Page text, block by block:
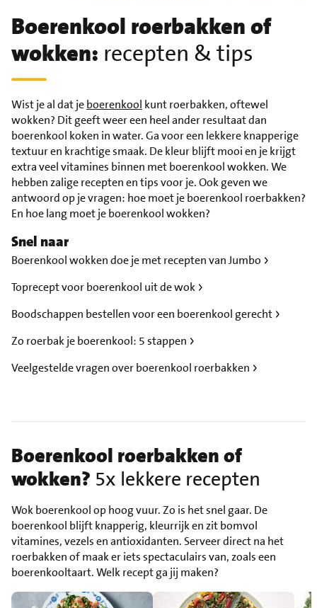
Boerenkool roerbakken of
wokken: recepten & tips
Wist je al dat jeboerenkool kunt roerbakken, oftewel
wokken? Dit geeft weer een heel ander resultaat dan
boerenkool koken in water. Ga voor een lekkere knapperige
textuur en krachtige smaak. De kleur blijft mooi en je krijgt
extra veel vitamines binnen met boerenkool wokken. We
hebben zalige recepten en tips voor je. Ook geven we
antwoord op je vragen: hoe moet je boerenkool roerbakken?
En hoe lang moet je boerenkool wokken?
Snel naar
Boerenkool wokken doe je met recepten van Jumbo
Toprecept voor boerenkool uit de wok
Boodschappen bestellen voor een boerenkool gerecht
Zo roerbak je boerenkool: 5 stappen
Veelgestelde vragen over boerenkool roerbakken
Boerenkool roerbakken of
wokken? 5x lekkere recepten
Wok boerenkool op hoog vuur. Zo is het snel gaar. De
boerenkool blijft knapperig, kleurrijk en zit bomvol
vitamines, vezels en antioxidanten. Serveer direct na het
roerbakken of maak er iets spectaculairs van, zoals een
boerenkooltaart. Welk recept ga jij maken?